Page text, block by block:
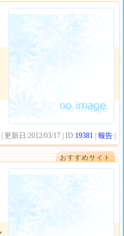
| 更新日:2012/03/17 | ID:19381 |報告
おすすめサイト